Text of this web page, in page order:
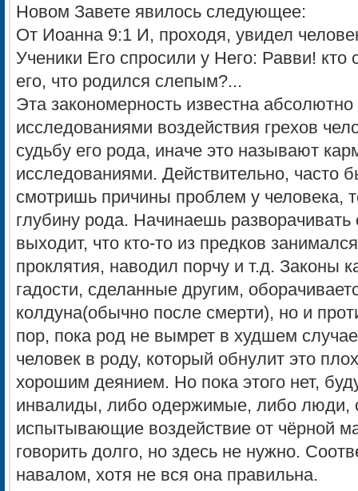
Новом Завете явилось следующее:
От Иоанна 9:1 И, проходя, увидел
Ученики Его спросили у Него: Равви!
его, что родился слепым?...
Эта закономерность известна
исследованиями воздействия грехов
судьбу его рода, иначе это называют
исследованиями. Действительно, часто
смотришь причины проблем у человека,
глубину рода. Начинаешь
выходит, что кто-то из предков
проклятия, наводил порчу и т.д. Законы
гадости, сделанные другим,
колдуна(обычно после смерти), но и
пор, пока род не вымрет в худшем
человек в роду, который обнулит это
хорошим деянием. Но пока этого нет,
инвалиды, либо одержимые, либо люди,
испытывающие воздействие от чёрной
говорить долго, но здесь не нужно.
навалом, хотя не вся она правильна.